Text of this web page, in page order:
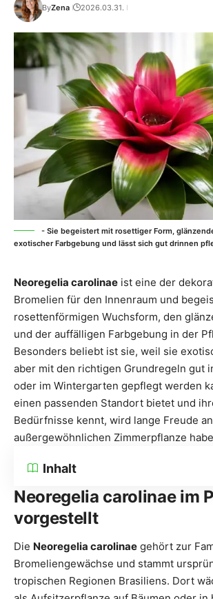
ByZena 2026.03.31.
- Sie begeistert mit rosettiger Form,
exotischer Farbgebung und lässt sich gut drinnen
Neoregelia carolinae ist eine der
Bromelien für den Innenraum und
rosettenförmigen Wuchsform, den
und der auffälligen Farbgebung in der
Besonders beliebt ist sie, weil sie
aber mit den richtigen Grundregeln gut
oder im Wintergarten gepflegt werden
einen passenden Standort bietet und
Bedürfnisse kennt, wird lange Freude
außergewöhnlichen Zimmerpflanze
Inhalt
Neoregelia carolinae im
vorgestellt
Die Neoregelia carolinae gehört zur
Bromeliengewächse und stammt
tropischen Regionen Brasiliens. Dort